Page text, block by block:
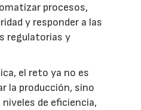
procesos,
y responder a las
regulatorias y
el reto ya no es
la producción, sino
de eficiencia,